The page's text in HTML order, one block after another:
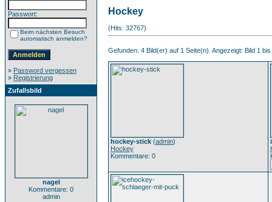
Passwort:
Beim nächsten Besuch
automatisch anmelden?
» Password vergessen
» Registrierung
Zufallsbild
nagel
Kommentare: 0
admin
Hockey
(Hits: 32767)
Gefunden: 4 Bild(er) auf 1 Seite(n). Angezeigt: Bild 1 bis
hockey-stick (admin)
Hockey
Kommentare: 0